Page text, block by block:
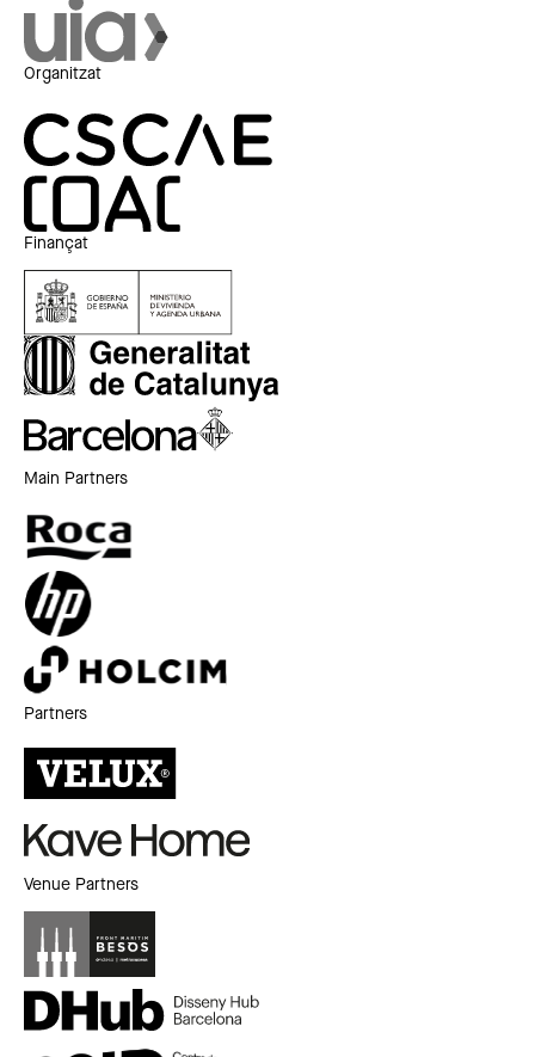
Organitzat
Finançat
Main Partners
Partners
Venue Partners